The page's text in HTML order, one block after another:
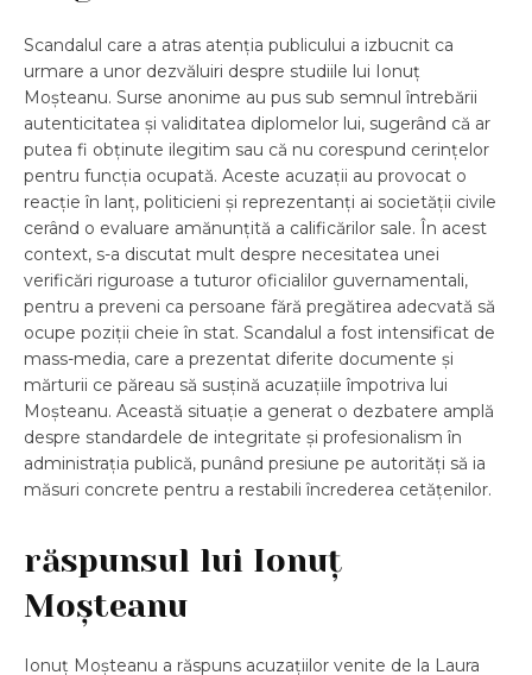
Scandalul care a atras atenția publicului a izbucnit ca
urmare a unor dezvăluiri despre studiile lui Ionuț
Moșteanu. Surse anonime au pus sub semnul întrebării
autenticitatea și validitatea diplomelor lui, sugerând că ar
putea fi obținute ilegitim sau că nu corespund cerințelor
pentru funcția ocupată. Aceste acuzații au provocat o
reacție în lanț, politicieni și reprezentanți ai societății civile
cerând o evaluare amănunțită a calificărilor sale. În acest
context, s-a discutat mult despre necesitatea unei
verificări riguroase a tuturor oficialilor guvernamentali,
pentru a preveni ca persoane fără pregătirea adecvată să
ocupe poziții cheie în stat. Scandalul a fost intensificat de
mass-media, care a prezentat diferite documente și
mărturii ce păreau să susțină acuzațiile împotriva lui
Moșteanu. Această situație a generat o dezbatere amplă
despre standardele de integritate și profesionalism în
administrația publică, punând presiune pe autorități să ia
măsuri concrete pentru a restabili încrederea cetățenilor.
răspunsul lui Ionuț
Moșteanu
Ionuț Moșteanu a răspuns acuzațiilor venite de la Laura